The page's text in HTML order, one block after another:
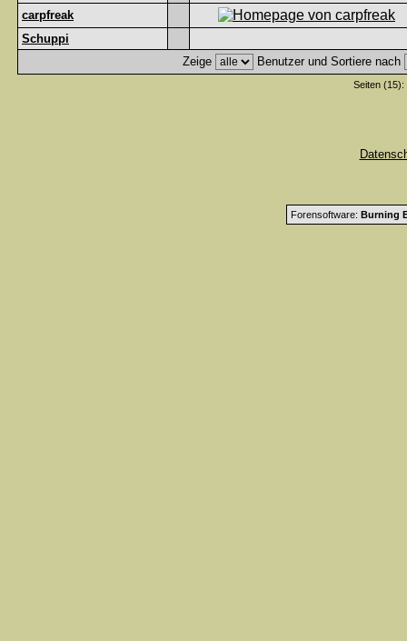
carpfreak
Schuppi
Zeige
Benutzer und Sortiere nach
Seiten (15):
Forensoftware: Burning